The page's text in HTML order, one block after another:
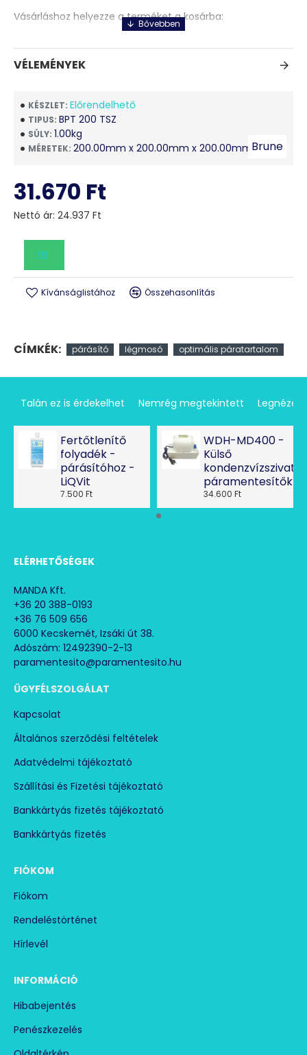
Vásárláshoz helyezze a terméket a kosárba:
VÉLEMÉNYEK
KÉSZLET: Előrendelhető
TIPUS: BPT 200 TSZ
SÚLY: 1.00kg
MÉRETEK: 200.00mm x 200.00mm x 200.00mm Brune
31.670 Ft
Nettó ár: 24.937 Ft
Kívánságlistához Összehasonlítás
CÍMKÉK: párásító légmosó optimális páratartalom
Talán ez is érdekelhet Nemrég megtekintett
Fertőtlenítő
folyadék -
párásítóhoz -
LiQVit
7.500 Ft
WDH-MD400 -
Külső
34.600 Ft
ELÉRHETŐSÉGEK
MANDA Kft.
+36 20 388-0193
+36 76 509 656
6000 Kecskemét, Izsáki út 38.
Adószám: 12492390-2-13
paramentesito@paramentesito.hu
ÜGYFÉLSZOLGÁLAT
Kapcsolat
Általános szerződési feltételek
Adatvédelmi tájékoztató
Szállítási és Fizetési tájékoztató
Bankkártyás fizetés tájékoztató
Bankkártyás fizetés
FIÓKOM
Fiókom
Rendeléstörténet
Hírlevél
INFORMÁCIÓ
Hibabejentés
Penészkezelés